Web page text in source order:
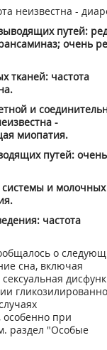
неизвестна -
путей:
очень
тканей: частота
и
-
миопатия.
путей: очень
и молочных
частота
о
сна, включая
особенно при
раздел "Особые